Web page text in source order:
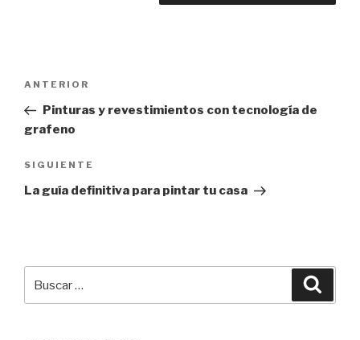
entradas
Entrada
anterior:
ANTERIOR
Pinturas y revestimientos con tecnología de
grafeno
Siguiente
entrada
SIGUIENTE
La guía definitiva para pintar tu casa